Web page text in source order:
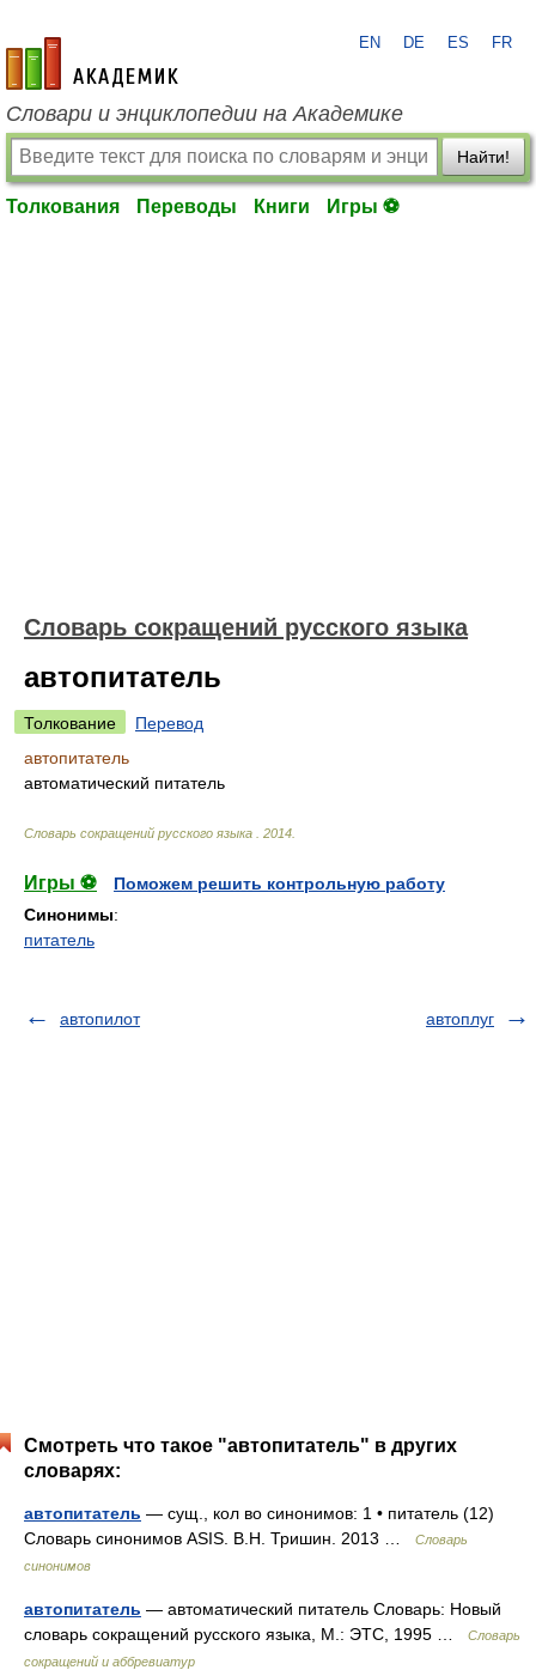
academic.ru
EN DE ES FR
Словари и энциклопедии на Академике
Найти!
Толкования Переводы Книги Игры ⚽
Словарь сокращений русского языка
автопитатель
Толкование
Перевод
автопитатель
автоматический питатель
Словарь сокращений русского языка 2014
Игры ⚽
Поможем решить контрольную работу
Синонимы:
питатель
автопилот автоплуг
Смотреть что такое "автопитатель" в других
словарях:
автопитатель — сущ., кол во синонимов: 1 • питатель (12)
Словарь синонимов ASIS. В.Н. Тришин. 2013 …
Словарь
синонимов
автопитатель — автоматический питатель Словарь: Новый
словарь сокращений русского языка, М.: ЭТС, 1995 …
Словарь
сокращений и аббревиатур